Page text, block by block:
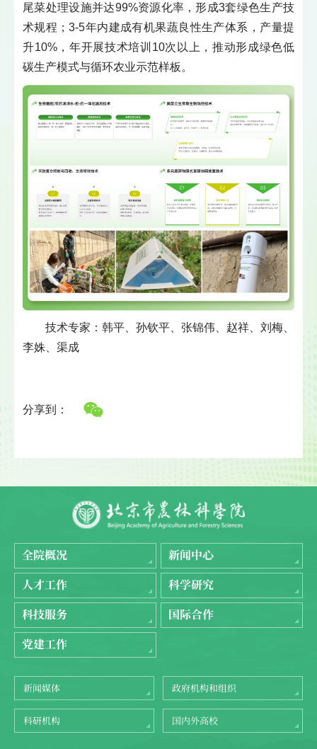
尾菜处理设施并达99%资源化率，形成3套绿色生产技
术规程；3-5年内建成有机果蔬良性生产体系，产量提
升10%，年开展技术培训10次以上，推动形成绿色低
碳生产模式与循环农业示范样板。
技术专家：韩平、孙钦平、张锦伟、赵祥、刘梅、
李姝、渠成
分享到：
全院概况
新闻中心
人才工作
科学研究
科技服务
国际合作
党建工作
新闻媒体 政府机构和组织
科研机构 国内外高校